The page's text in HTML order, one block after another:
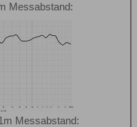
Messabstand:
Messabstand: